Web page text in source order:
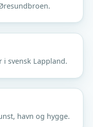
svensk Lappland.
havn og hygge.